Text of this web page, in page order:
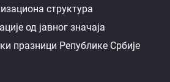
структура
од јавног значаја
празници Републике Србије